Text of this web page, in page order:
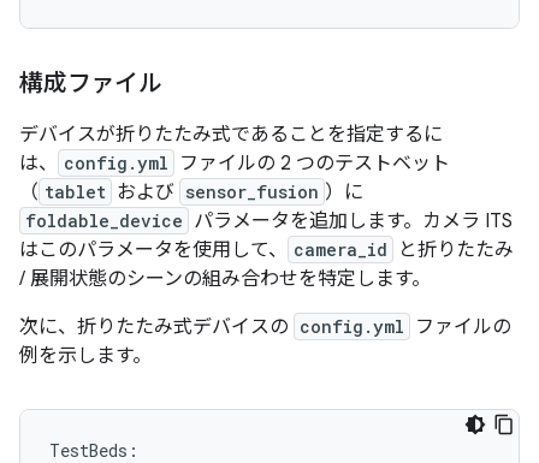
構成ファイル
デバイスが折りたたみ式であることを指定するに
は、
config.yml
ファイルの 2 つのテストベット
（ tablet および sensor_fusion ）に
foldable_device パラメータを追加します。カメラ ITS
はこのパラメータを使用して、
camera_id
と折りたたみ
/ 展開状態のシーンの組み合わせを特定します。
次に、折りたたみ式デバイスの config.yml
ファイルの
例を示します。
TestBeds :